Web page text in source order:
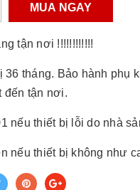
MUA NGAY
tận nơi !!!!!!!!!!!!
36 tháng. Bảo hành phụ
đến tận nơi.
nếu thiết bị lỗi do nhà
nếu thiết bị không như